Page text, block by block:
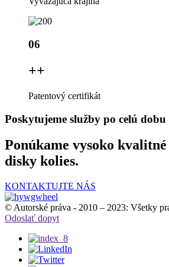
06
++
Patentový certifikát
Poskytujeme služby po celú
Ponúkame vysoko
disky kolies.
KONTAKTUJTE NÁS
© Autorské práva - 2010 – 2023: Všetky
Odoslať dopyt